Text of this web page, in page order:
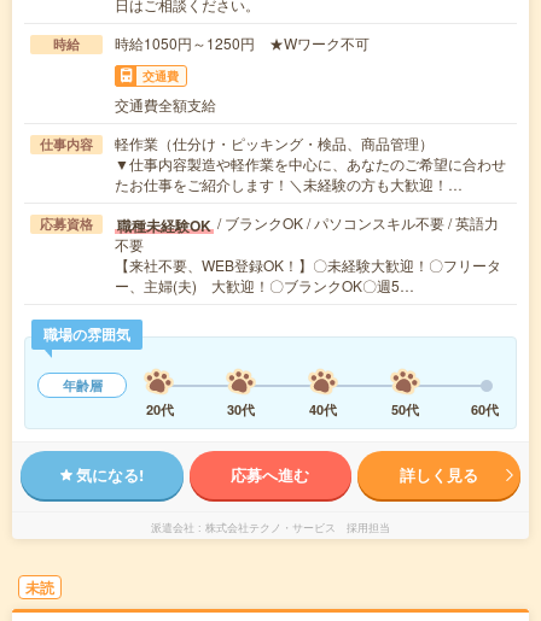
日はご相談ください。
時給 時給1050円～1250円 ★Wワーク不可
交通費
交通費全額支給
仕事内容
軽作業（仕分け・ピッキング・検品、商品管理）
▼仕事内容製造や軽作業を中心に、あなたのご希望に合わせ
たお仕事をご紹介します！＼未経験の方も大歓迎！…
応募資格 職種未経験OK / ブランクOK / パソコンスキル不要 / 英語力
不要
【来社不要、WEB登録OK！】〇未経験大歓迎！〇フリータ
ー、主婦(夫) 大歓迎！〇ブランクOK〇週5…
職場の雰囲気
年齢層
20代
30代 40代 50代 60代
気になる! 応募へ進む 詳しく見る
派遣会社 株式会社テクノ・サービス 採用担当
未読